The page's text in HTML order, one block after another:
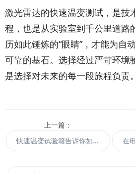
激光雷达的快速温变测试，是技
程，也是从实验室到千公里道路
历如此锤炼的“眼睛”，才能为自
可靠的基石。选择经过严苛环境
是选择对未来的每一段旅程负责。
上一篇：
快速温变试验箱告诉你如何科学地预测电子元器件的使用寿命？